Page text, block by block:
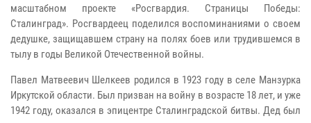
масштабном проекте «Росгвардия. Страницы Победы:
Сталинград». Росгвардеец поделился воспоминаниями о своем
дедушке, защищавшем страну на полях боев или трудившемся в
тылу в годы Великой Отечественной войны.
Павел Матвеевич Шелкеев родился в 1923 году в селе Манзурка
Иркутской области. Был призван на войну в возрасте 18 лет, и уже
1942 году, оказался в эпицентре Сталинградской битвы. Дед был